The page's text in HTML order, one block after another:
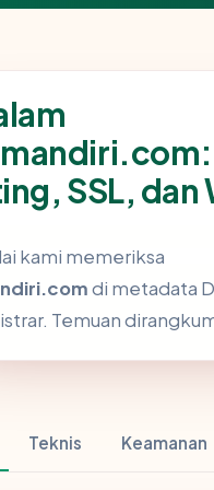
SSL, dan
kami memeriksa
di metadata
Temuan
Teknis Keamanan